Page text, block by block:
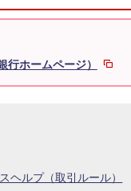
ホームページ）
ヘルプ（取引ルール）